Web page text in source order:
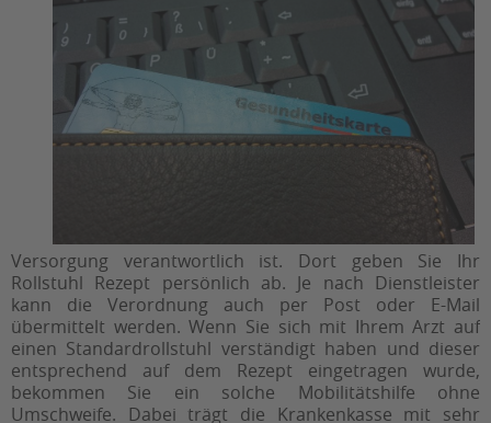
Versorgung verantwortlich ist. Dort geben Sie Ihr
Rollstuhl Rezept persönlich ab. Je nach Dienstleister
kann die Verordnung auch per Post oder E-Mail
übermittelt werden. Wenn Sie sich mit Ihrem Arzt auf
einen Standardrollstuhl verständigt haben und dieser
entsprechend auf dem Rezept eingetragen wurde,
bekommen Sie ein solche Mobilitätshilfe ohne
Umschweife. Dabei trägt die Krankenkasse mit sehr